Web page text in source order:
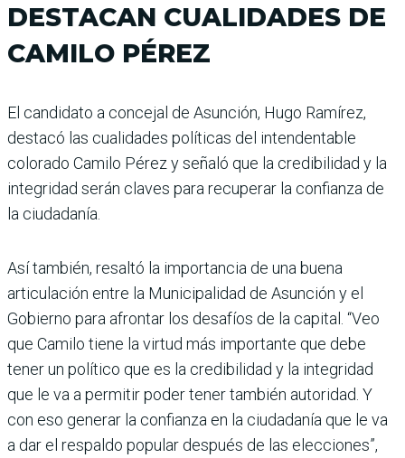
DESTACAN CUALIDADES DE
CAMILO PÉREZ
El candidato a concejal de Asunción, Hugo Ramírez,
destacó las cualidades políticas del intendentable
colorado Camilo Pérez y señaló que la credibilidad y la
integridad serán claves para recuperar la confianza de
la ciudadanía.
Así también, resaltó la importancia de una buena
articulación entre la Municipalidad de Asunción y el
Gobierno para afrontar los desafíos de la capital. “Veo
que Camilo tiene la virtud más importante que debe
tener un político que es la credibilidad y la integridad
que le va a permitir poder tener también autoridad. Y
con eso generar la confianza en la ciudadanía que le va
a dar el respaldo popular después de las elecciones”,